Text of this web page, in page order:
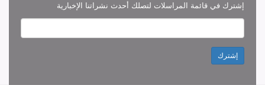
إشترك في قائمة المراسلات لتصلك أحدث نشراتنا الإخبارية
إشترك